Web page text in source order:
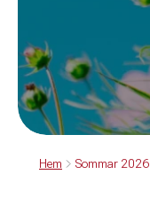
Hem Sommar 2026